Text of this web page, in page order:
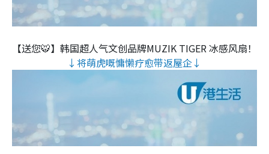
【送您🐯】韩国超人气文创品牌MUZIK TIGER 冰感风扇！
↓将萌虎嘅慵懒疗愈带返屋企↓